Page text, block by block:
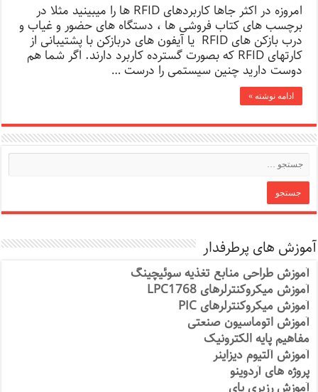
امروزه در اکثر جاها کاربردهای RFID ها را میبینید مثلا در
برچسب های کتاب فروشی ها ، دستگاه های حضور و غیاب و
درب بازکن های RFID یا آیفون های دربازکن با پشتیبانی از
کارتهای RFID که بصورت گسترده کاربرد دارند. اگر شما هم
دوست دارید چنین سیستمی را درست …
ادامه نوشته »
آموزش های پرطرفدار
آموزش طراحی منابع تغذیه سوئیچینگ
آموزش میکروکنترلرهای LPC1768
آموزش میکروکنترلرهای PIC
آموزش اتوماسیون صنعتی
مفاهیم پایه الکترونیک
آموزش آلتیوم دیزاینر
پروژه های آردوینو